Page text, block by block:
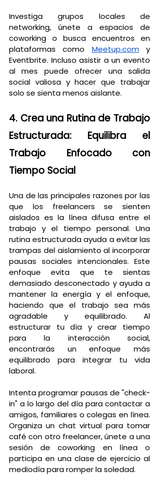
Investiga grupos locales de
networking, únete a espacios de
coworking o busca encuentros en
plataformas como
Meetup.com y
Eventbrite. Incluso asistir a un evento
al mes puede ofrecer una salida
social valiosa y hacer que trabajar
solo se sienta menos aislante.
4. Crea una Rutina de Trabajo
Estructurada: Equilibra el
Trabajo Enfocado con
Tiempo Social
Una de las principales razones por las
que los freelancers se sienten
aislados es la línea difusa entre el
trabajo y el tiempo personal. Una
rutina estructurada ayuda a evitar las
trampas del aislamiento al incorporar
pausas sociales intencionales. Este
enfoque evita que te sientas
demasiado desconectado y ayuda a
mantener la energía y el enfoque,
haciendo que el trabajo sea más
agradable y equilibrado. Al
estructurar tu día y crear tiempo
para la interacción social,
encontrarás un enfoque más
equilibrado para integrar tu vida
laboral.
Intenta programar pausas de "check-
in" a lo largo del día para contactar a
amigos, familiares o colegas en línea.
Organiza un chat virtual para tomar
café con otro freelancer, únete a una
sesión de coworking en línea o
participa en una clase de ejercicio al
mediodía para romper la soledad.